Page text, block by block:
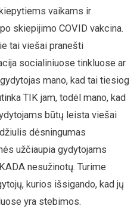
vaikams ir
skiepijimo COVID vakcina.
tai viešai pranešti
socialiniuose tinkluose ar
mano, kad tai tiesiog
TIK jam, todėl mano, kad
būtų leista viešai
dėsningumas
užčiaupia gydytojams
nesužinotų. Turime
kurios išsigando, kad jų
yra stebimos.